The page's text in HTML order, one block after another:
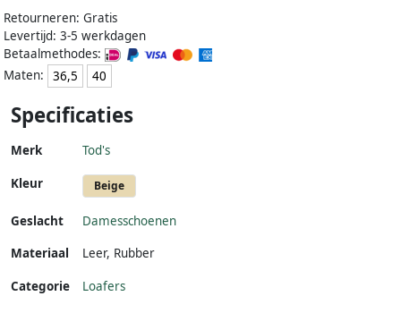
Retourneren: Gratis
Levertijd: 3-5 werkdagen
Betaalmethodes:
Maten:
36,5 40
Specificaties
Merk Tod's
Kleur Beige
Geslacht
Damesschoenen
Materiaal
Leer, Rubber
Categorie Loafers